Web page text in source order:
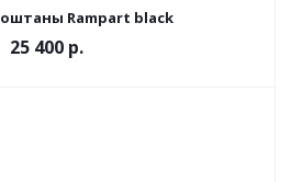
Rampart black
25 400 р.